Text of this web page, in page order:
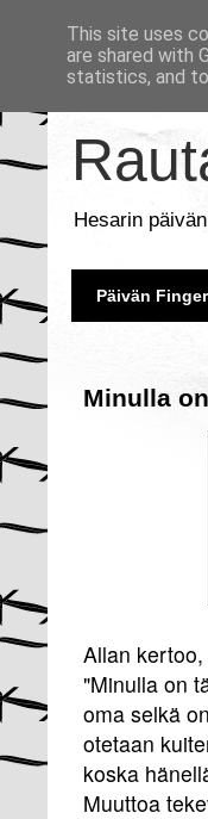
Hesarin
Päivän
Minulla
Allan
"Minulla on
oma selkä
otetaan
koska
Muuttoa
This site uses
are shared with
statistics, and